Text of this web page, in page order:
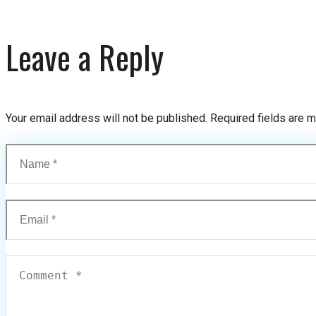
Leave a Reply
Your email address will not be published. Required fields are